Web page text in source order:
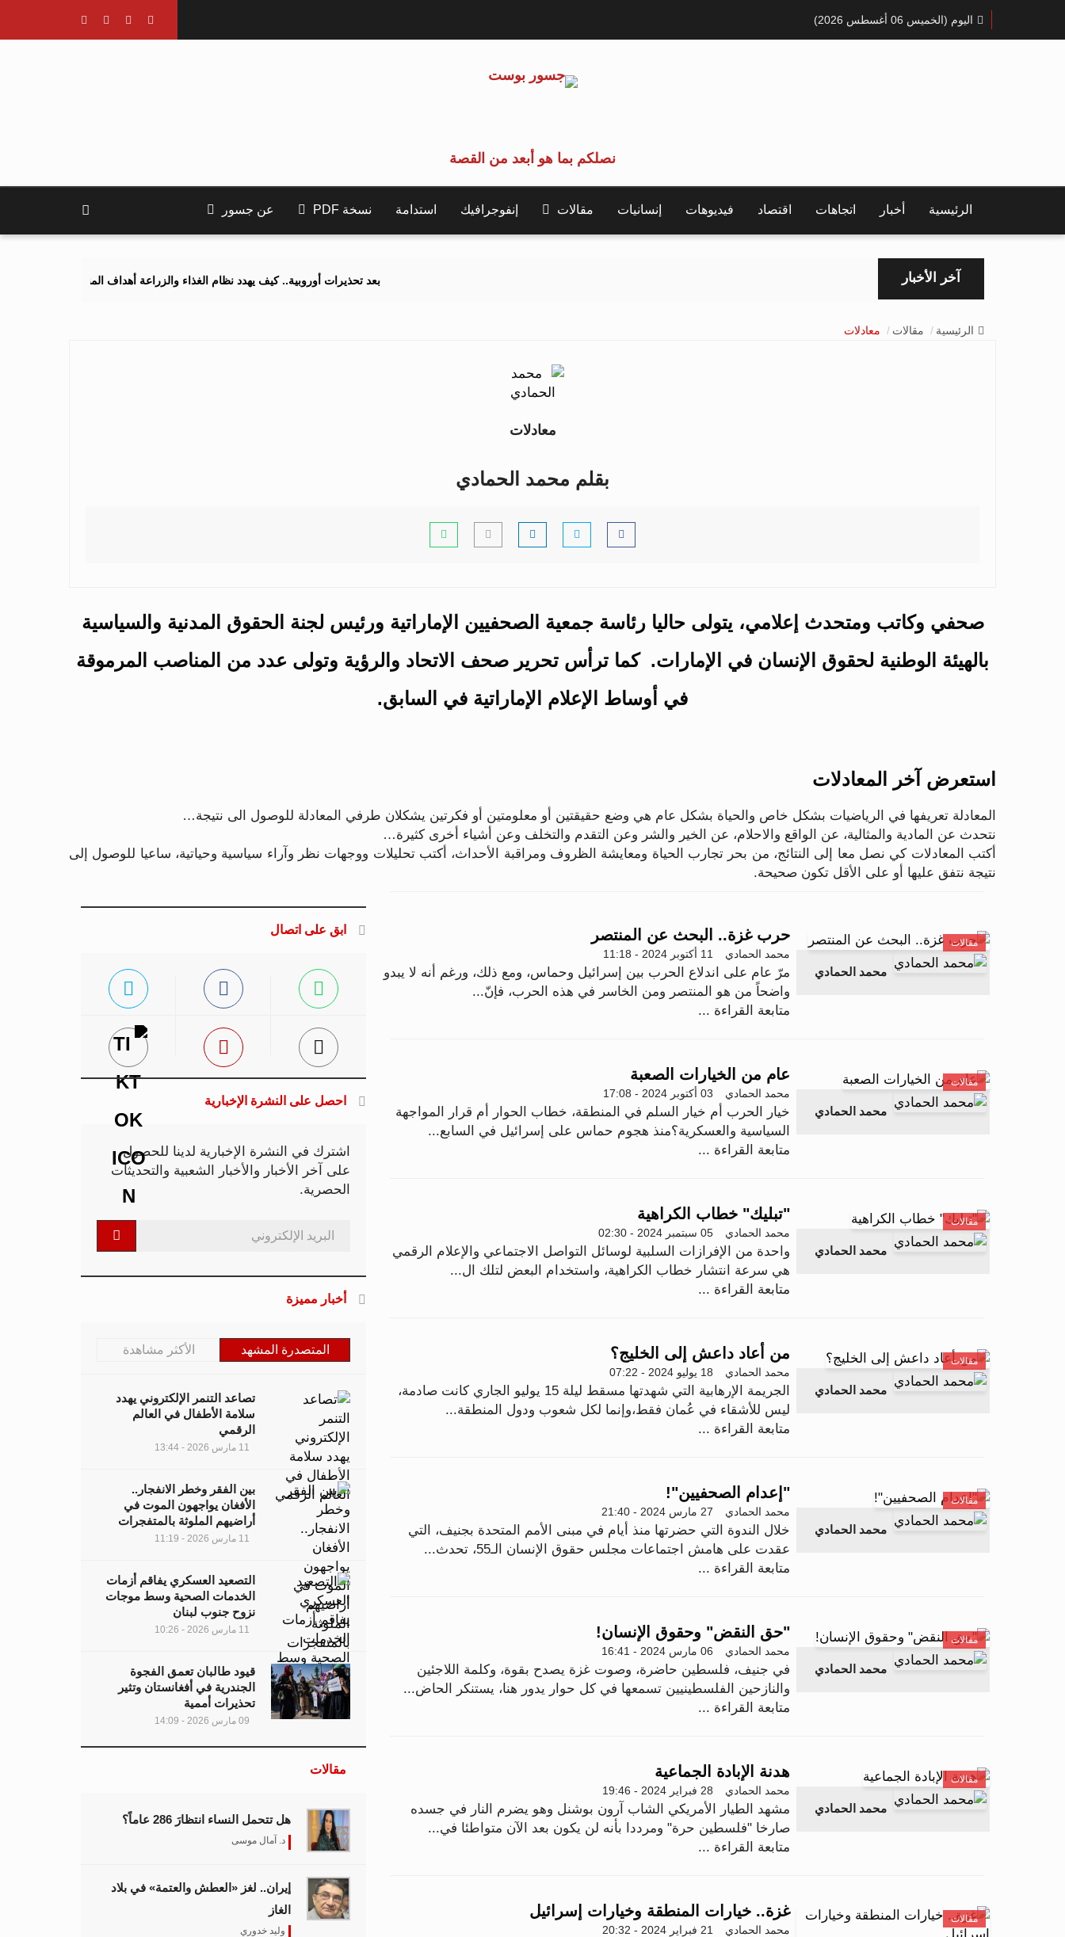
اليوم (الخميس 06 أغسطس 2026)
نصلكم بما هو أبعد من القصة
الرئيسية أخبار اتجاهات اقتصاد فيديوهات إنسانيات مقالات إنفوجرافيك استدامة نسخة PDF عن جسور
آخر الأخبار بعد تحذيرات أوروبية.. كيف يهدد نظام الغذاء والزراعة أهداف المناخ 2040 و2050؟
الرئيسية مقالات معادلات
معادلات
بقلم محمد الحمادي
صحفي وكاتب ومتحدث إعلامي، يتولى حاليا رئاسة جمعية الصحفيين الإماراتية ورئيس لجنة الحقوق المدنية والسياسية
بالهيئة الوطنية لحقوق الإنسان في الإمارات. كما ترأس تحرير صحف الاتحاد والرؤية وتولى عدد من المناصب المرموقة
في أوساط الإعلام الإماراتية في السابق.
استعرض آخر المعادلات
المعادلة تعريفها في الرياضيات بشكل خاص والحياة بشكل عام هي وضع حقيقتين أو معلومتين أو فكرتين يشكلان طرفي المعادلة للوصول الى نتيجة…
نتحدث عن المادية والمثالية، عن الواقع والاحلام، عن الخير والشر وعن التقدم والتخلف وعن أشياء أخرى كثيرة…
أكتب المعادلات كي نصل معا إلى النتائج، من بحر تجارب الحياة ومعايشة الظروف ومراقبة الأحداث، أكتب تحليلات ووجهات نظر وآراء سياسية وحياتية، ساعيا للوصول إلى
نتيجة نتفق عليها أو على الأقل تكون صحيحة.
مقالات
محمد الحمادي
حرب غزة.. البحث عن المنتصر
محمد الحمادي 11 أكتوبر 2024 - 11:18
مرّ عام على اندلاع الحرب بين إسرائيل وحماس، ومع ذلك، ورغم أنه لا يبدو
واضحاً من هو المنتصر ومن الخاسر في هذه الحرب، فإنّ...
متابعة القراءة ...
مقالات
محمد الحمادي
عام من الخيارات الصعبة
محمد الحمادي 03 أكتوبر 2024 - 17:08
خيار الحرب أم خيار السلم في المنطقة، خطاب الحوار أم قرار المواجهة
السياسية والعسكرية؟منذ هجوم حماس على إسرائيل في السابع...
متابعة القراءة ...
مقالات
محمد الحمادي
"تبليك" خطاب الكراهية
محمد الحمادي 05 سبتمبر 2024 - 02:30
واحدة من الإفرازات السلبية لوسائل التواصل الاجتماعي والإعلام الرقمي
هي سرعة انتشار خطاب الكراهية، واستخدام البعض لتلك ال...
متابعة القراءة ...
مقالات
محمد الحمادي
من أعاد داعش إلى الخليج؟
محمد الحمادي 18 يوليو 2024 - 07:22
الجريمة الإرهابية التي شهدتها مسقط ليلة 15 يوليو الجاري كانت صادمة،
ليس للأشقاء في عُمان فقط،وإنما لكل شعوب ودول المنطقة...
متابعة القراءة ...
مقالات
محمد الحمادي
"إعدام الصحفيين"!
محمد الحمادي 27 مارس 2024 - 21:40
خلال الندوة التي حضرتها منذ أيام في مبنى الأمم المتحدة بجنيف، التي
عقدت على هامش اجتماعات مجلس حقوق الإنسان الـ55، تحدث...
متابعة القراءة ...
مقالات
محمد الحمادي
"حق النقض" وحقوق الإنسان!
محمد الحمادي 06 مارس 2024 - 16:41
في جنيف، فلسطين حاضرة، وصوت غزة يصدح بقوة، وكلمة اللاجئين
والنازحين الفلسطينيين تسمعها في كل حوار يدور هنا، يستنكر الحاض...
متابعة القراءة ...
مقالات
محمد الحمادي
هدنة الإبادة الجماعية
محمد الحمادي 28 فبراير 2024 - 19:46
مشهد الطيار الأمريكي الشاب آرون بوشنل وهو يضرم النار في جسده
صارخا "فلسطين حرة" ومرددا بأنه لن يكون بعد الآن متواطئا في...
متابعة القراءة ...
مقالات غزة.. خيارات المنطقة وخيارات إسرائيل
محمد الحمادي 21 فبراير 2024 - 20:32
ابق على اتصال
احصل على النشرة الإخبارية
اشترك في النشرة الإخبارية لدينا للحصول
على آخر الأخبار والأخبار الشعبية والتحديثات
الحصرية.
أخبار مميزة
المتصدرة المشهد الأكثر مشاهدة
تصاعد التنمر الإلكتروني يهدد
سلامة الأطفال في العالم
الرقمي
11 مارس 2026 - 13:44
بين الفقر وخطر الانفجار..
الأفغان يواجهون الموت في
أراضيهم الملوثة بالمتفجرات
11 مارس 2026 - 11:19
التصعيد العسكري يفاقم أزمات
الخدمات الصحية وسط موجات
نزوح جنوب لبنان
11 مارس 2026 - 10:26
قيود طالبان تعمق الفجوة
الجندرية في أفغانستان وتثير
تحذيرات أممية
09 مارس 2026 - 14:09
مقالات
هل تتحمل النساء انتظارَ 286 عاماً؟
د. آمال موسى
إيران.. لغز «العطش والعتمة» في بلاد
الغاز
وليد خدوري